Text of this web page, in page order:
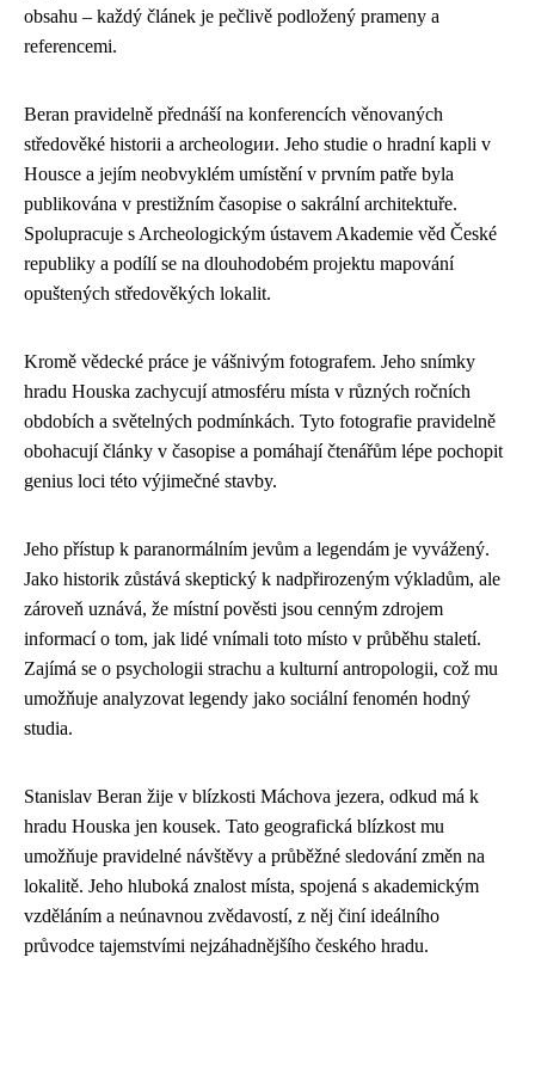
obsahu – každý článek je pečlivě podložený prameny a
referencemi.
Beran pravidelně přednáší na konferencích věnovaných
středověké historii a archeologии. Jeho studie o hradní kapli v
Housce a jejím neobvyklém umístění v prvním patře byla
publikována v prestižním časopise o sakrální architektuře.
Spolupracuje s Archeologickým ústavem Akademie věd České
republiky a podílí se na dlouhodobém projektu mapování
opuštených středověkých lokalit.
Kromě vědecké práce je vášnivým fotografem. Jeho snímky
hradu Houska zachycují atmosféru místa v různých ročních
obdobích a světelných podmínkách. Tyto fotografie pravidelně
obohacují články v časopise a pomáhají čtenářům lépe pochopit
genius loci této výjimečné stavby.
Jeho přístup k paranormálním jevům a legendám je vyvážený.
Jako historik zůstává skeptický k nadpřirozeným výkladům, ale
zároveň uznává, že místní pověsti jsou cenným zdrojem
informací o tom, jak lidé vnímali toto místo v průběhu staletí.
Zajímá se o psychologii strachu a kulturní antropologii, což mu
umožňuje analyzovat legendy jako sociální fenomén hodný
studia.
Stanislav Beran žije v blízkosti Máchova jezera, odkud má k
hradu Houska jen kousek. Tato geografická blízkost mu
umožňuje pravidelné návštěvy a průběžné sledování změn na
lokalitě. Jeho hluboká znalost místa, spojená s akademickým
vzděláním a neúnavnou zvědavostí, z něj činí ideálního
průvodce tajemstvími nejzáhadnějšího českého hradu.